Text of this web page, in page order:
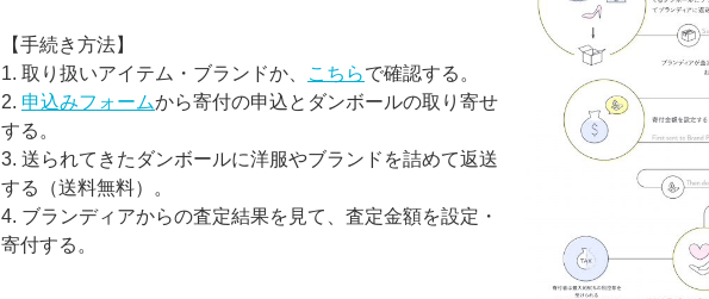
【手続き方法】
1. 取り扱いアイテム・ブランドか、
こちらで確認する。
2. 申込みフォームから寄付の申込とダンボールの取り寄せ
する。
3. 送られてきたダンボールに洋服やブランドを詰めて返送
する（送料無料）。
4. ブランディアからの査定結果を見て、査定金額を設定・
寄付する。